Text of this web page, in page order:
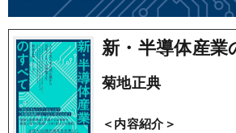
新・半導体産業
菊地正典
＜内容紹介＞